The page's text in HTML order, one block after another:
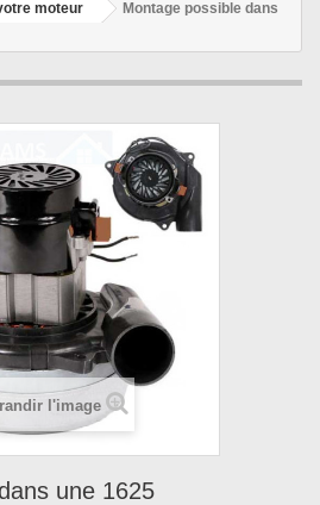
moteur
Montage possible dans
l'image
une 1625